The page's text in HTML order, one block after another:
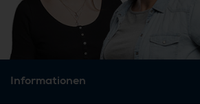
Informationen